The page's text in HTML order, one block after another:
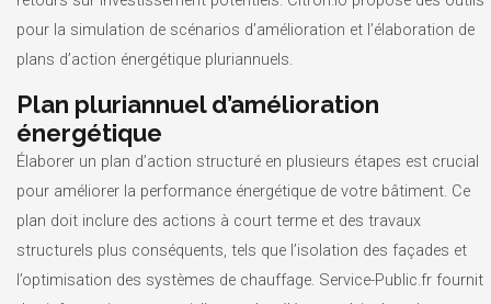
pour la simulation de scénarios d’amélioration et l’élaboration de
plans d’action énergétique pluriannuels.
Plan pluriannuel d’amélioration
énergétique
Élaborer un plan d’action structuré en plusieurs étapes est crucial
pour améliorer la performance énergétique de votre bâtiment. Ce
plan doit inclure des actions à court terme et des travaux
structurels plus conséquents, tels que l’isolation des façades et
l’optimisation des systèmes de chauffage. Service-Public.fr fournit